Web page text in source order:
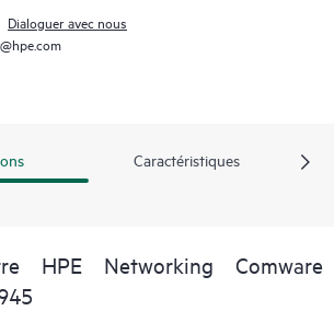
Dialoguer avec nous
Caractéristiques
HPE Networking Comware